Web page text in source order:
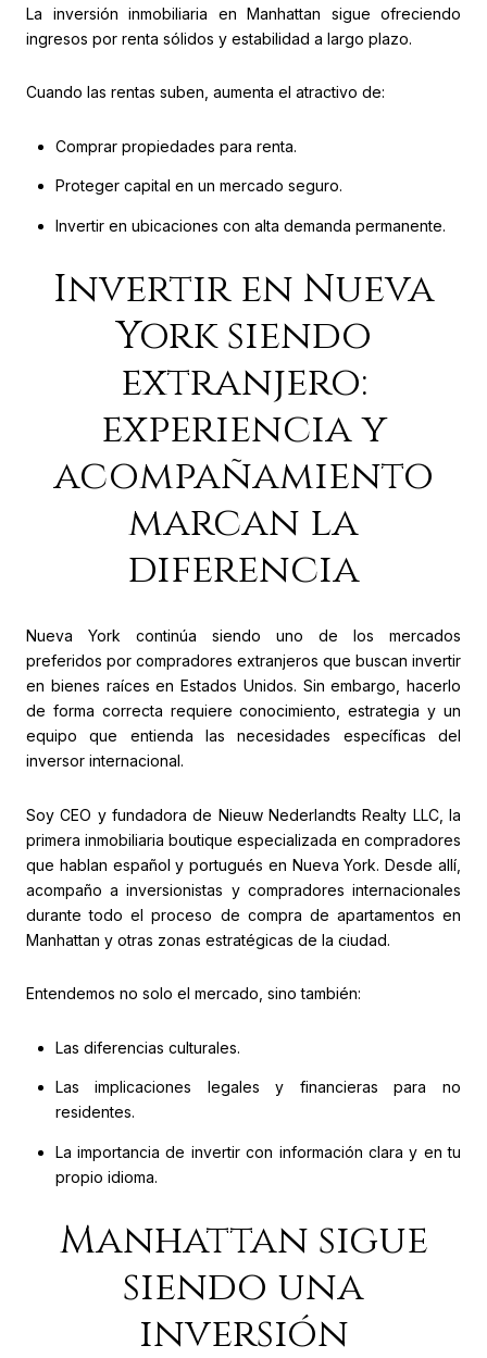
La inversión inmobiliaria en Manhattan sigue ofreciendo
ingresos por renta sólidos y estabilidad a largo plazo.
Cuando las rentas suben, aumenta el atractivo de:
Comprar propiedades para renta.
Proteger capital en un mercado seguro.
Invertir en ubicaciones con alta demanda permanente.
Invertir en Nueva
York siendo
extranjero:
experiencia y
acompañamiento
marcan la
diferencia
Nueva York continúa siendo uno de los mercados
preferidos por compradores extranjeros que buscan invertir
en bienes raíces en Estados Unidos. Sin embargo, hacerlo
de forma correcta requiere conocimiento, estrategia y un
equipo que entienda las necesidades específicas del
inversor internacional.
Soy CEO y fundadora de Nieuw Nederlandts Realty LLC, la
primera inmobiliaria boutique especializada en compradores
que hablan español y portugués en Nueva York. Desde allí,
acompaño a inversionistas y compradores internacionales
durante todo el proceso de compra de apartamentos en
Manhattan y otras zonas estratégicas de la ciudad.
Entendemos no solo el mercado, sino también:
Las diferencias culturales.
Las implicaciones legales y financieras para no
residentes.
La importancia de invertir con información clara y en tu
propio idioma.
Manhattan sigue
siendo una
inversión